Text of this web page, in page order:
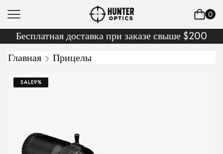
0
Бесплатная доставка при заказе свыше $200
Главная
Прицелы
SALE9%